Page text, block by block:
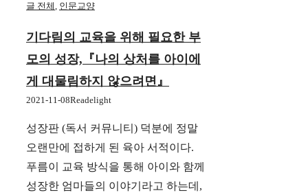
글 전체, 인문교양
기다림의 교육을 위해 필요한 부
모의 성장,『나의 상처를 아이에
게 대물림하지 않으려면』
2021-11-08Readelight
성장판 (독서 커뮤니티) 덕분에 정말
오랜만에 접하게 된 육아 서적이다.
푸름이 교육 방식을 통해 아이와 함께
성장한 엄마들의 이야기라고 하는데,